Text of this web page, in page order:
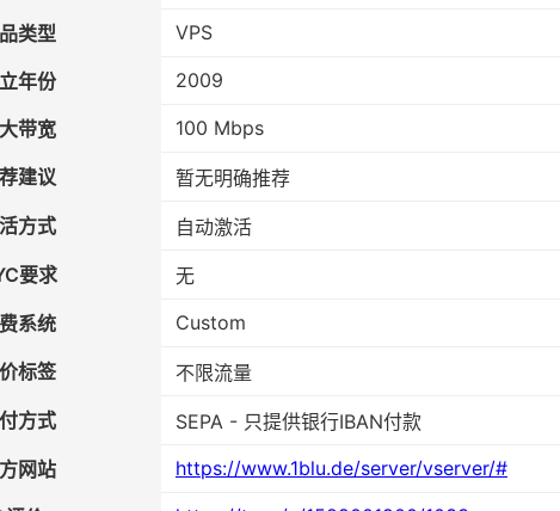
类型
VPS
年份 2009
带宽 100 Mbps
建议
暂无明确推荐
方式
自动激活
要求
无
系统
Custom
标签
不限流量
方式
SEPA - 只提供银行IBAN付款
网站
https://www.1blu.de/server/vserver/#